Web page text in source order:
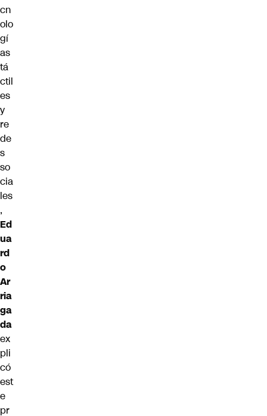
cn
olo
gí
as
tá
ctil
es
y
re
de
s
so
cia
les
,
Ed
ua
rd
o
Ar
ria
ga
da
ex
pli
có
est
e
pr